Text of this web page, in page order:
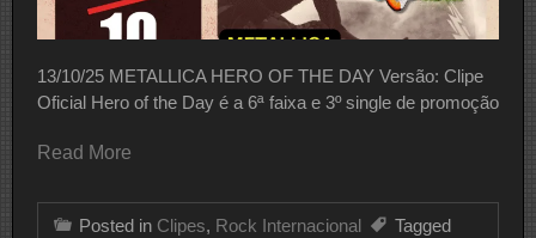
13/10/25 METALLICA HERO OF THE DAY Versão: Clipe
Oficial Hero of the Day é a 6ª faixa e 3º single de promoção
Read More
Posted in Clipes, Rock Internacional
Tagged